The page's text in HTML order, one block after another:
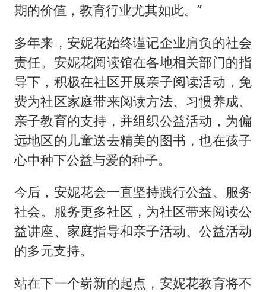
期的价值，教育行业尤其如此。”
多年来，安妮花始终谨记企业肩负的社会
责任。安妮花阅读馆在各地相关部门的指
导下，积极在社区开展亲子阅读活动，免
费为社区家庭带来阅读方法、习惯养成、
亲子教育的支持，并组织公益活动，为偏
远地区的儿童送去精美的图书，也在孩子
心中种下公益与爱的种子。
今后，安妮花会一直坚持践行公益、服务
社会。服务更多社区，为社区带来阅读公
益讲座、家庭指导和亲子活动、公益活动
的多元支持。
站在下一个崭新的起点，安妮花教育将不